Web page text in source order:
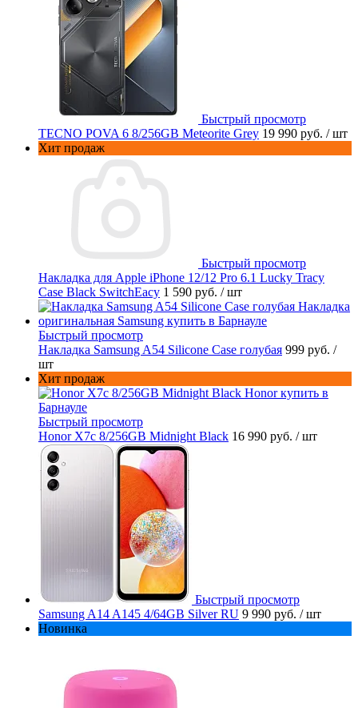
Быстрый просмотр
TECNO POVA 6 8/256GB Meteorite Grey 19 990 руб. / шт
Хит продаж
Быстрый просмотр
Накладка для Apple iPhone 12/12 Pro 6.1 Lucky Tracy
Case Black SwitchEacy 1 590 руб. / шт
Быстрый просмотр
Накладка Samsung A54 Silicone Case голубая 999 руб. /
шт
Хит продаж
Быстрый просмотр
Honor X7c 8/256GB Midnight Black 16 990 руб. / шт
Быстрый просмотр
Samsung A14 A145 4/64GB Silver RU 9 990 руб. / шт
Новинка